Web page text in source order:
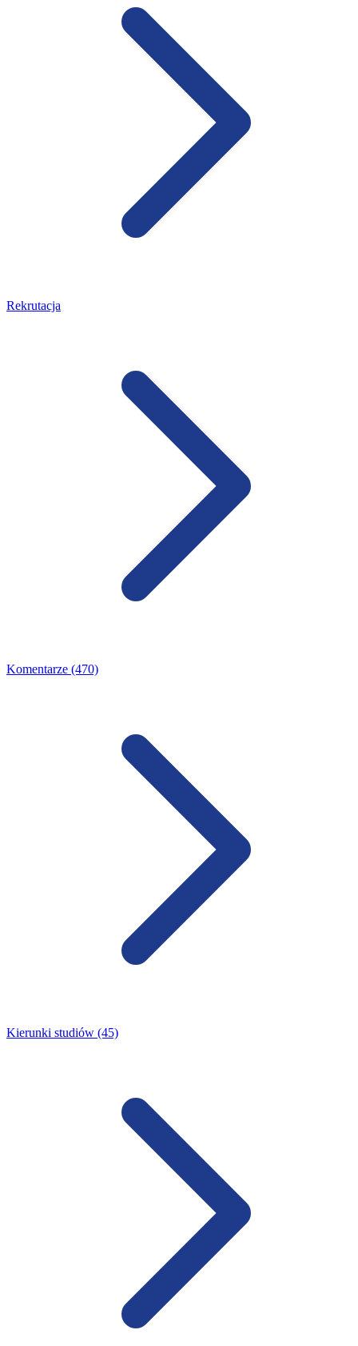
Rekrutacja
Komentarze (470)
Kierunki studiów (45)